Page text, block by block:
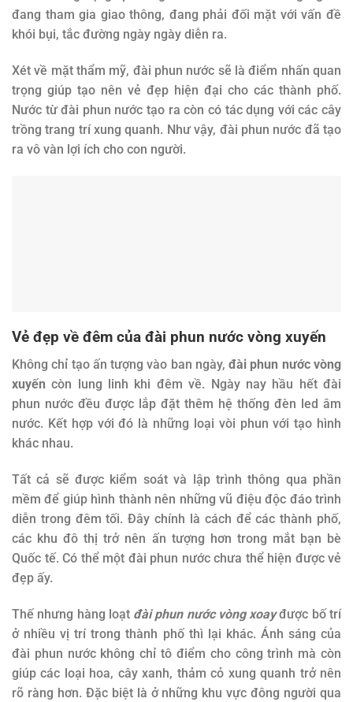
đang tham gia giao thông, đang phải đối mặt với vấn đề
khói bụi, tắc đường ngày ngày diễn ra.
Xét về mặt thẩm mỹ, đài phun nước sẽ là điểm nhấn quan
trọng giúp tạo nên vẻ đẹp hiện đại cho các thành phố.
Nước từ đài phun nước tạo ra còn có tác dụng với các cây
trồng trang trí xung quanh. Như vậy, đài phun nước đã tạo
ra vô vàn lợi ích cho con người.
Vẻ đẹp về đêm của đài phun nước vòng xuyến
Không chỉ tạo ấn tượng vào ban ngày,đài phun nước vòng
xuyếncòn lung linh khi đêm về. Ngày nay hầu hết đài
phun nước đều được lắp đặt thêm hệ thống đèn led âm
nước. Kết hợp với đó là những loại vòi phun với tạo hình
khác nhau.
Tất cả sẽ được kiểm soát và lập trình thông qua phần
mềm để giúp hình thành nên những vũ điệu độc đáo trình
diễn trong đêm tối. Đây chính là cách để các thành phố,
các khu đô thị trở nên ấn tượng hơn trong mắt bạn bè
Quốc tế. Có thể một đài phun nước chưa thể hiện được vẻ
đẹp ấy.
Thế nhưng hàng loạt đài phun nước vòng xoayđược bố trí
ở nhiều vị trí trong thành phố thì lại khác. Ánh sáng của
đài phun nước không chỉ tô điểm cho công trình mà còn
giúp các loại hoa, cây xanh, thảm cỏ xung quanh trở nên
rõ ràng hơn. Đặc biệt là ở những khu vực đông người qua